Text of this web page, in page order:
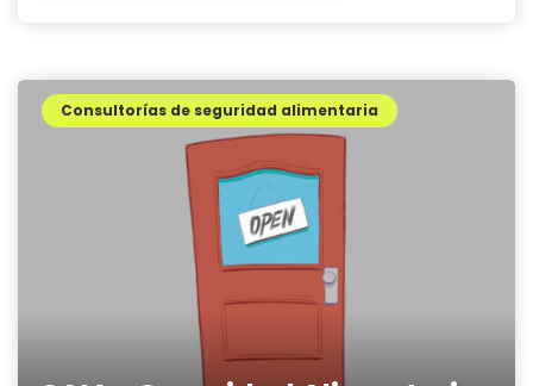
Consultorías de seguridad alimentaria